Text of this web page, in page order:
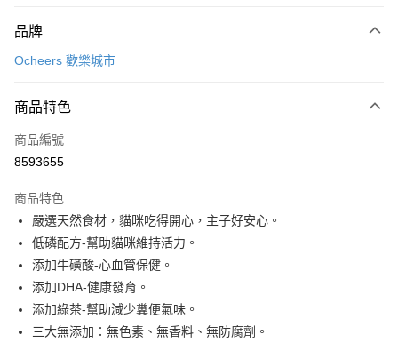
信用卡一次付款
3 期 0 利率 每期
合作金庫商業銀行
上海商業儲蓄銀行
臺灣中小企業銀行
匯豐（台灣）商業銀行
華泰商業銀行
聯邦商業銀行
元大商業銀行
玉山商業銀行
台灣樂天信用卡公司
LINE Pay
Apple Pay
Google Pay
運送方式
新竹貨運宅配
祥億貨運
品牌
Ocheers 歡樂城市
商品特色
商品編號
8593655
商品特色
嚴選天然食材，貓咪吃得開心，主子好安心。
低磷配方-幫助貓咪維持活力。
添加牛磺酸-心血管保健。
添加DHA-健康發育。
添加綠茶-幫助減少糞便氣味。
三大無添加：無色素、無香料、無防腐劑。